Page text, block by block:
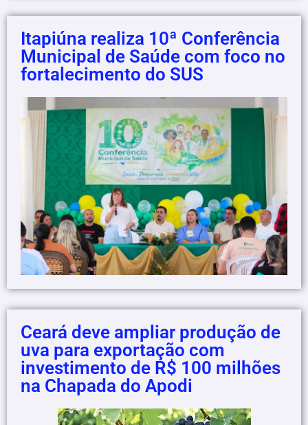
Itapiúna realiza 10ª Conferência
Municipal de Saúde com foco no
fortalecimento do SUS
Ceará deve ampliar produção de
uva para exportação com
investimento de R$ 100 milhões
na Chapada do Apodi